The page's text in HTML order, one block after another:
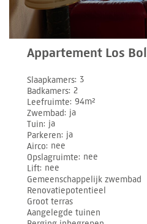
Appartement Los
Slaapkamers 3
Badkamers 2
Leefruimte 94m²
Zwembad ja
Tuin ja
Parkeren ja
Airco nee
Opslagruimte nee
Lift nee
Gemeenschappelijk zwembad
Renovatiepotentieel
Groot terras
Aangelegde tuinen